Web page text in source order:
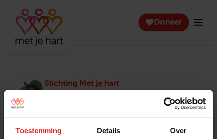
Toestemming Details Over
Doneer
Stichting Met je hart
Stichting Met je hart laat ouderen die zich
eenzaam voelen weer genieten en inspireert
winnaar van het Appeltje van Oranje.